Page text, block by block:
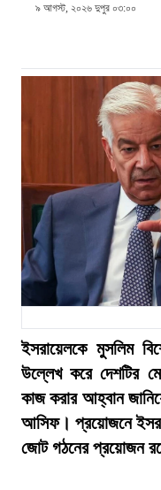
৯ আগস্ট, ২০২৬ দুপুর ০৩:০০
ইসরায়েলকে মুসলিম
উল্লেখ করে দেশটির
কাজ করার আহ্বান
আসিফ। প্রয়োজনে
জোট গঠনের প্রয়োজন